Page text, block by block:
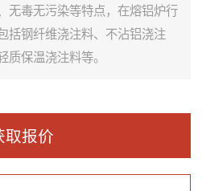
无毒无污染等特点，在熔铝炉行
括钢纤维浇注料、不沾铝浇注
保温浇注料等。
取报价